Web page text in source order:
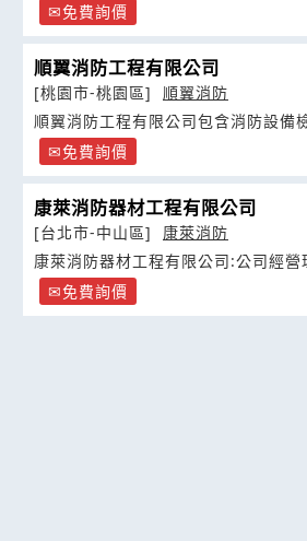
免費詢價
順翼消防工程有限公司
[桃園市-桃園區]
順翼消防
順翼消防工程有限公司包含消防設備
免費詢價
康萊消防器材工程有限公司
[台北市-中山區]
康萊消防
康萊消防器材工程有限公司:公司經營
免費詢價